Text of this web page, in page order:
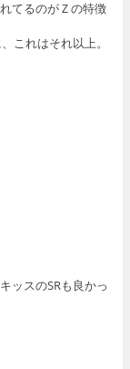
てるのがＺの特徴
これはそれ以上。
ッスのSRも良かっ